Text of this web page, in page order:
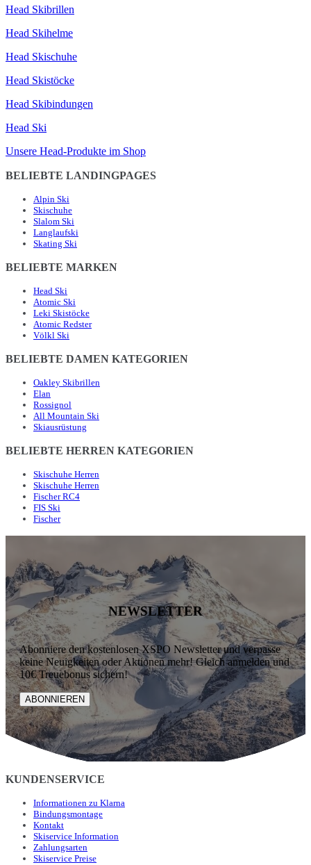
Head Skibrillen
Head Skihelme
Head Skischuhe
Head Skistöcke
Head Skibindungen
Head Ski
Unsere Head-Produkte im Shop
BELIEBTE LANDINGPAGES
Alpin Ski
Skischuhe
Slalom Ski
Langlaufski
Skating Ski
BELIEBTE MARKEN
Head Ski
Atomic Ski
Leki Skistöcke
Atomic Redster
Völkl Ski
BELIEBTE DAMEN KATEGORIEN
Oakley Skibrillen
Elan
Rossignol
All Mountain Ski
Skiausrüstung
BELIEBTE HERREN KATEGORIEN
Skischuhe Herren
Skischuhe Herren
Fischer RC4
FIS Ski
Fischer
NEWSLETTER
Abonniere den kostenlosen XSPO Newsletter und verpasse
keine Neuigkeiten oder Aktionen mehr! Gleich anmelden und
10€ Treuebonus sichern!
ABONNIEREN
KUNDENSERVICE
Informationen zu Klarna
Bindungsmontage
Kontakt
Skiservice Information
Zahlungsarten
Skiservice Preise